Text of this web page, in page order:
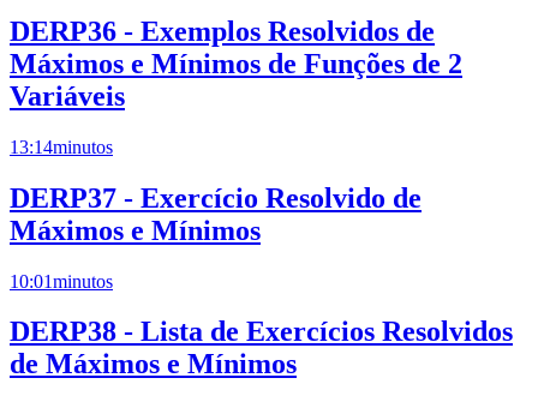
DERP36 - Exemplos Resolvidos de
Máximos e Mínimos de Funções de 2
Variáveis
13:14minutos
DERP37 - Exercício Resolvido de
Máximos e Mínimos
10:01minutos
DERP38 - Lista de Exercícios Resolvidos
de Máximos e Mínimos